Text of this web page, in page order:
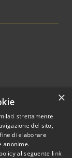
2026 • Comune di
×
strettamente
del sito,
di elaborare
anonime.
al seguente link